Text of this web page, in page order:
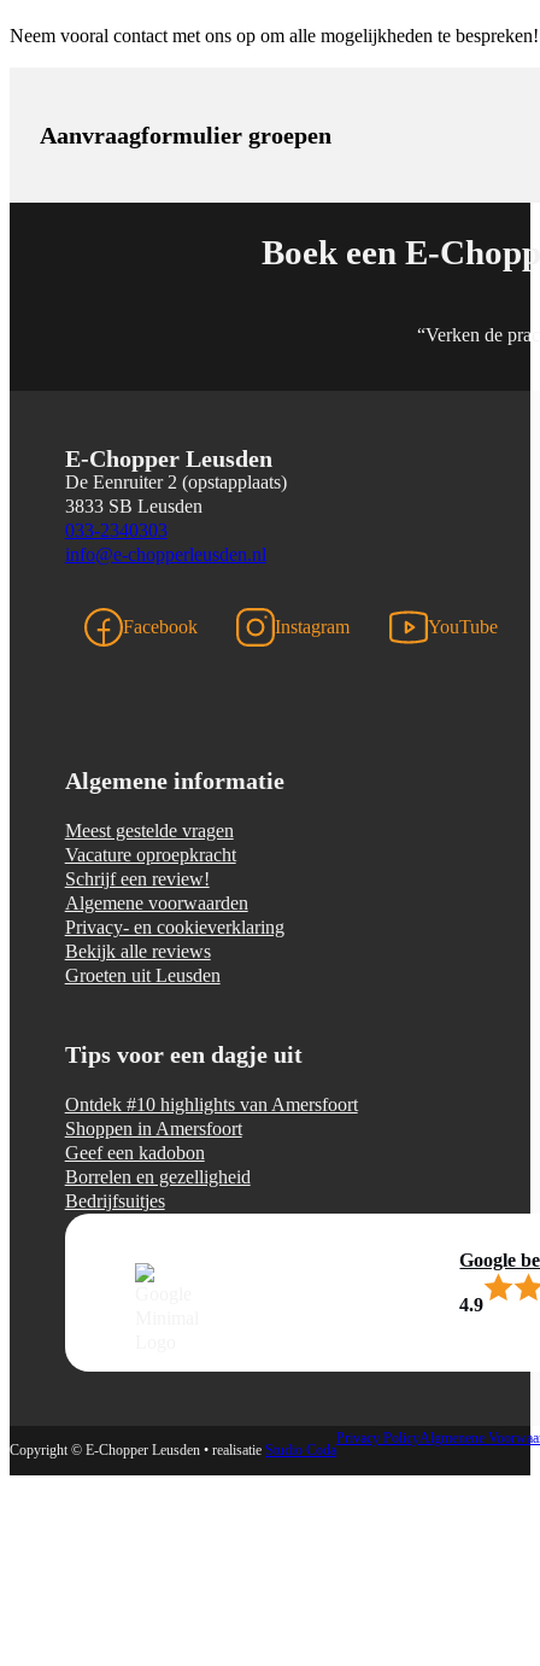
Neem vooral contact met ons op om alle mogelijkheden te
Aanvraagformulier groepen
Boek een E-
“Verken de
E-Chopper Leusden
De Eenruiter 2 (opstapplaats)
3833 SB Leusden
033-2340303
info@e-chopperleusden.nl
Facebook Instagram YouTube
Algemene informatie
Meest gestelde vragen
Vacature oproepkracht
Schrijf een review!
Algemene voorwaarden
Privacy- en cookieverklaring
Bekijk alle reviews
Groeten uit Leusden
Tips voor een dagje uit
Ontdek #10 highlights van Amersfoort
Shoppen in Amersfoort
Geef een kadobon
Borrelen en gezelligheid
Bedrijfsuitjes
Google
4.9
Copyright © E-Chopper Leusden • realisatie Studio Coda
Privacy PolicyAlgmenene